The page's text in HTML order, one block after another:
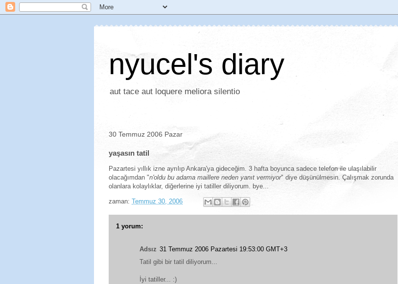
nyucel's diary
aut tace aut loquere meliora silentio
30 Temmuz 2006 Pazar
yaşasın tatil
Pazartesi yıllık izne ayrılıp Ankara'ya gideceğim. 3 hafta boyunca sadece telefon ile ulaşılabilir
olacağımdan "n'oldu bu adama maillere neden yanıt vermiyor" diye düşünülmesin. Çalışmak zorunda
olanlara kolaylıklar, diğerlerine iyi tatiller diliyorum. bye...
zaman: Temmuz 30, 2006
1 yorum:
Adsız 31 Temmuz 2006 Pazartesi 19:53:00 GMT+3
Tatil gibi bir tatil diliyorum...
İyi tatiller... :)